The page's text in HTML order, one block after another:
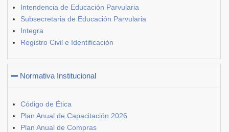
Intendencia de Educación Parvularia
Subsecretaria de Educación Parvularia
Integra
Registro Civil e Identificación
Normativa Institucional
Código de Ética
Plan Anual de Capacitación 2026
Plan Anual de Compras